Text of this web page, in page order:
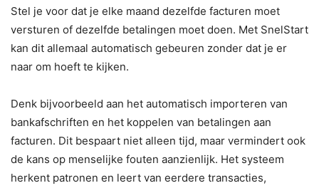
Stel je voor dat je elke maand dezelfde facturen moet
versturen of dezelfde betalingen moet doen. Met SnelStart
kan dit allemaal automatisch gebeuren zonder dat je er
naar om hoeft te kijken.
Denk bijvoorbeeld aan het automatisch importeren van
bankafschriften en het koppelen van betalingen aan
facturen. Dit bespaart niet alleen tijd, maar vermindert ook
de kans op menselijke fouten aanzienlijk. Het systeem
herkent patronen en leert van eerdere transacties,